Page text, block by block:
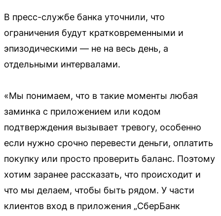
В пресс-службе банка уточнили, что
ограничения будут кратковременными и
эпизодическими — не на весь день, а
отдельными интервалами.
«Мы понимаем, что в такие моменты любая
заминка с приложением или кодом
подтверждения вызывает тревогу, особенно
если нужно срочно перевести деньги, оплатить
покупку или просто проверить баланс. Поэтому
хотим заранее рассказать, что происходит и
что мы делаем, чтобы быть рядом. У части
клиентов вход в приложения „СберБанк